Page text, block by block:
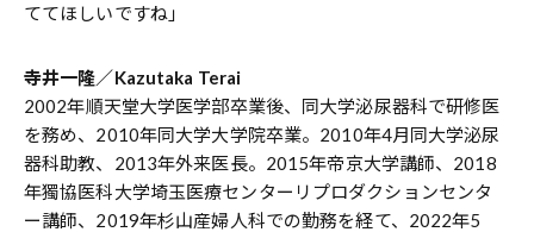
ててほしいですね」
寺井一隆／Kazutaka Terai
2002年順天堂大学医学部卒業後、同大学泌尿器科で研修医
を務め、2010年同大学大学院卒業。2010年4月同大学泌尿
器科助教、2013年外来医長。2015年帝京大学講師、2018
年獨協医科大学埼玉医療センターリプロダクションセンタ
ー講師、2019年杉山産婦人科での勤務を経て、2022年5